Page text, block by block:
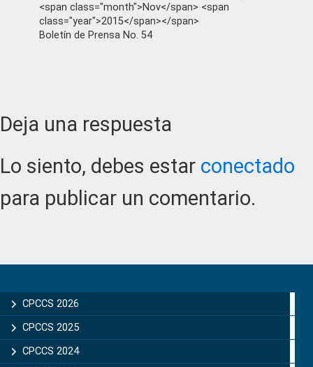
<span class="month">Nov</span> <span
class="year">2015</span></span>
Boletín de Prensa No. 54
Reader
Interactions
Deja una respuesta
Lo siento, debes estar conectado
para publicar un comentario.
Sidebar
CPCCS 2026
CPCCS 2025
CPCCS 2024